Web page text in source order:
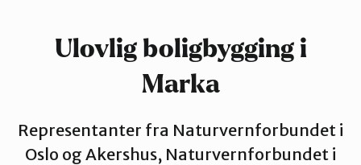
Asker
Aurskog-Høland
Ulovlig boligbygging i
Marka
Representanter fra Naturvernforbundet i
Oslo og Akershus, Naturvernforbundet i